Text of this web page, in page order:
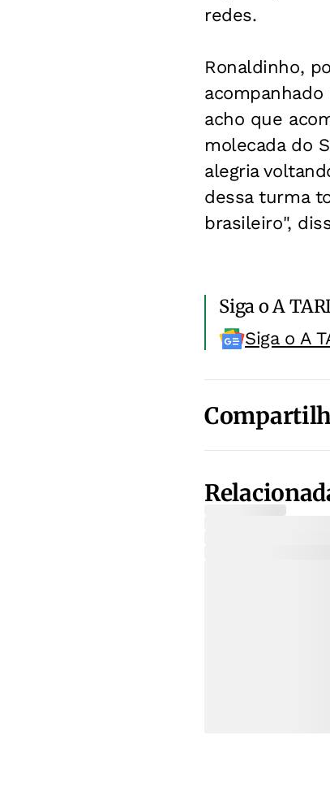
redes.
Ronaldinho,
acho que
molecada do
alegria
dessa turma
brasileiro",
Siga o A
Siga o A